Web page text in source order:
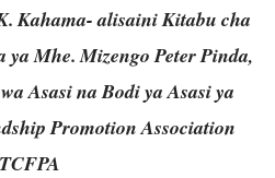
Kahama- alisaini Kitabu cha
Mhe. Mizengo Peter Pinda,
Asasi na Bodi ya Asasi ya
Promotion Association
TCFPA